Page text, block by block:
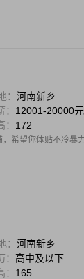
： 河南新乡
12001-20000元
172
希望你体贴不冷暴
： 河南新乡
高中及以下
165